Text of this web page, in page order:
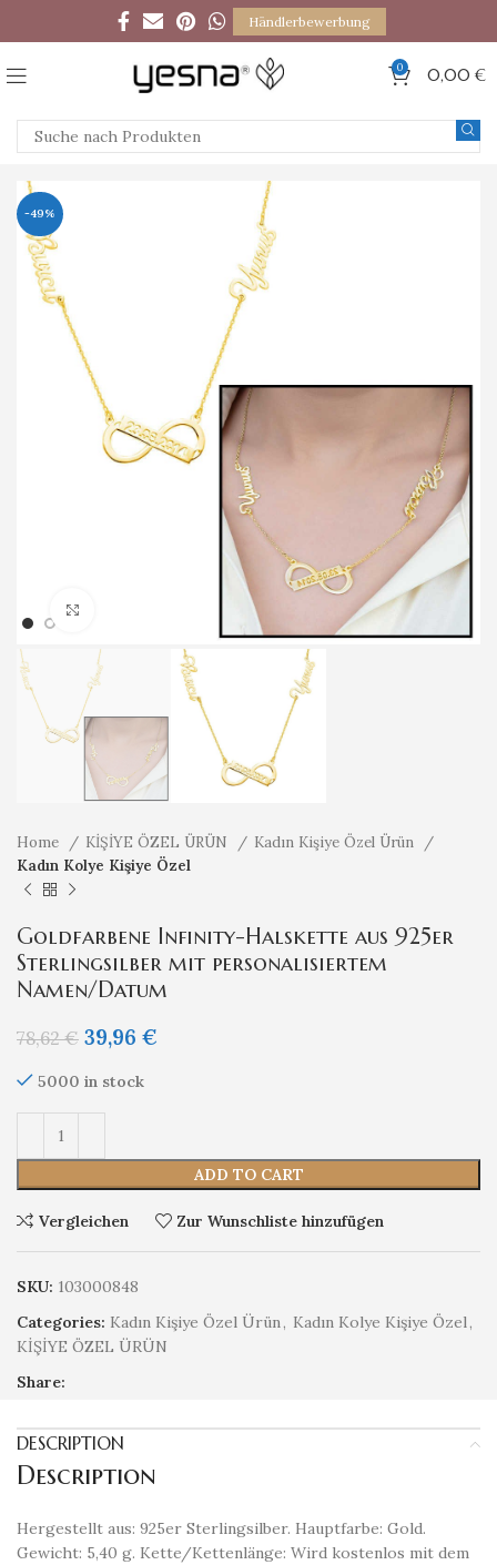
Händlerbewerbung
0 0,00 €
-49%
Klicken um zu vergrößern
Home KİŞİYE ÖZEL ÜRÜN
Kadın Kişiye Özel Ürün
Kadın Kolye Kişiye Özel
Goldfarbene Infinity-Halskette aus 925er
Sterlingsilber mit personalisiertem
Namen/Datum
78,62€ 39,96 €
5000 in stock
ADD TO CART
Vergleichen Zur Wunschliste hinzufügen
SKU: 103000848
Categories: Kadın Kişiye Özel Ürün, Kadın Kolye Kişiye Özel,
KİŞİYE ÖZEL ÜRÜN
Share:
DESCRIPTION
Description
Hergestellt aus: 925er Sterlingsilber. Hauptfarbe: Gold.
Gewicht: 5,40 g. Kette/Kettenlänge: Wird kostenlos mit dem